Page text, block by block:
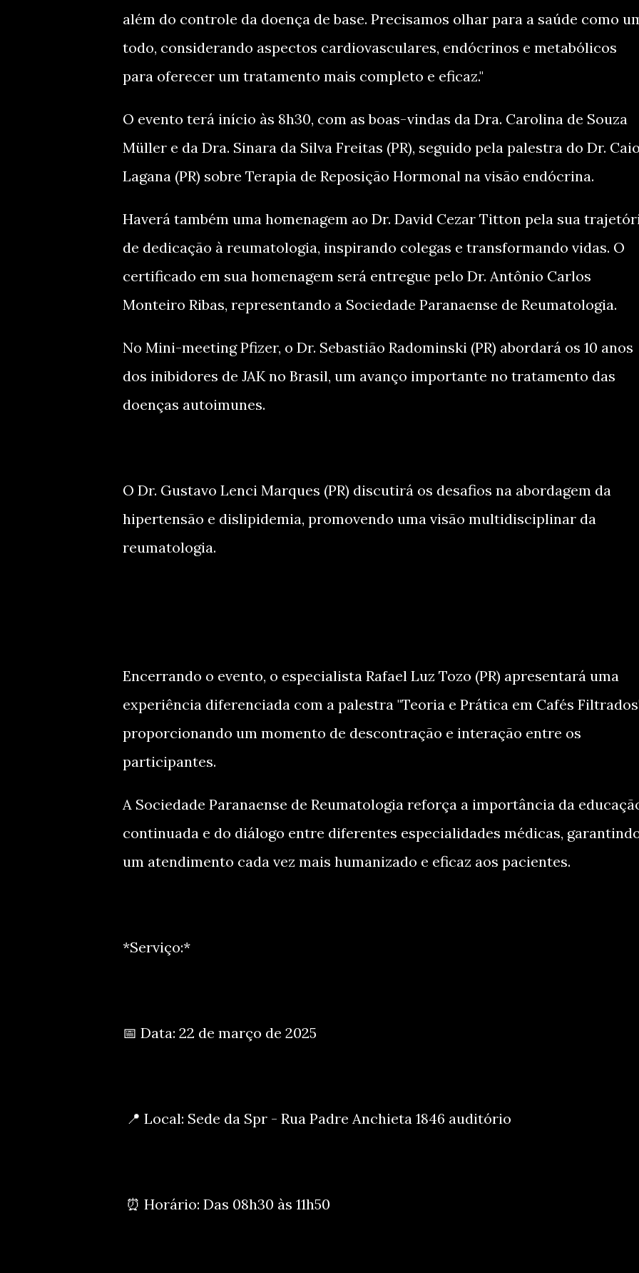
além do controle da doença de base. Precisamos olhar para a saúde como
todo, considerando aspectos cardiovasculares, endócrinos e metabólicos
para oferecer um tratamento mais completo e eficaz."
O evento terá início às 8h30, com as boas-vindas da Dra. Carolina de Souza
Müller e da Dra. Sinara da Silva Freitas (PR), seguido pela palestra do Dr.
Lagana (PR) sobre Terapia de Reposição Hormonal na visão endócrina.
Haverá também uma homenagem ao Dr. David Cezar Titton pela sua
de dedicação à reumatologia, inspirando colegas e transformando vidas. O
certificado em sua homenagem será entregue pelo Dr. Antônio Carlos
Monteiro Ribas, representando a Sociedade Paranaense de Reumatologia.
No Mini-meeting Pfizer, o Dr. Sebastião Radominski (PR) abordará os 10 anos
dos inibidores de JAK no Brasil, um avanço importante no tratamento das
doenças autoimunes.
O Dr. Gustavo Lenci Marques (PR) discutirá os desafios na abordagem da
hipertensão e dislipidemia, promovendo uma visão multidisciplinar da
reumatologia.
Encerrando o evento, o especialista Rafael Luz Tozo (PR) apresentará uma
experiência diferenciada com a palestra "Teoria e Prática em Cafés
proporcionando um momento de descontração e interação entre os
participantes.
A Sociedade Paranaense de Reumatologia reforça a importância da
continuada e do diálogo entre diferentes especialidades médicas,
um atendimento cada vez mais humanizado e eficaz aos pacientes.
*Serviço:*
📅 Data: 22 de março de 2025
📍 Local: Sede da Spr - Rua Padre Anchieta 1846 auditório
⏰ Horário: Das 08h30 às 11h50